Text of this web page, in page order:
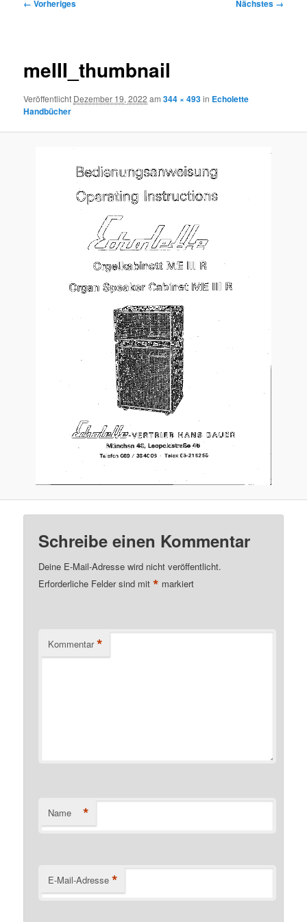
← Vorheriges Nächstes →
meIII_thumbnail
Veröffentlicht Dezember 19, 2022 am344 × 493in Echolette
Handbücher
Schreibe einen Kommentar
Deine E-Mail-Adresse wird nicht veröffentlicht.
Erforderliche Felder sind mit* markiert
Kommentar *
Name *
E-Mail-Adresse *